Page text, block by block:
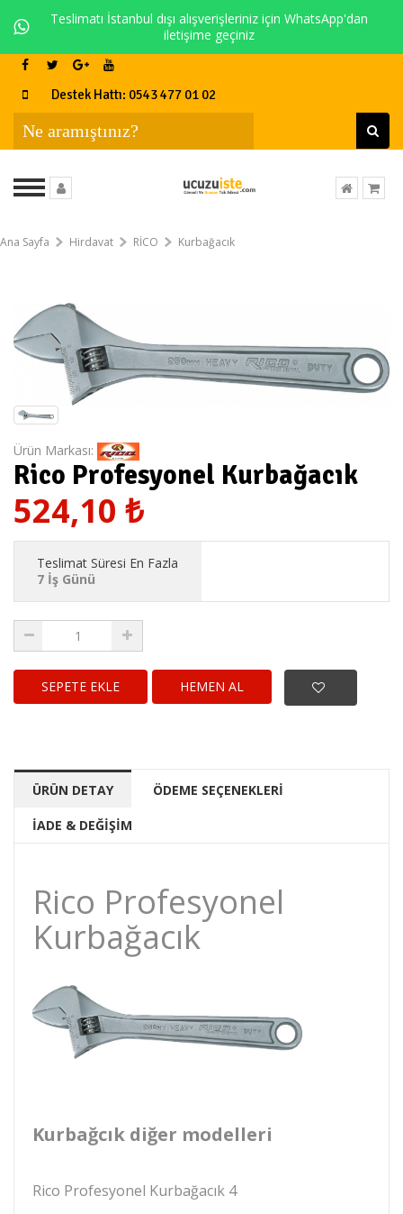
Teslimatı İstanbul dışı alışverişleriniz için WhatsApp'dan
iletişime geçiniz
Destek Hattı: 0543 477 01 02
Ana Sayfa Hirdavat RİCO Kurbağacık
Ürün Markası:
Rico Profesyonel Kurbağacık
524,10 ₺
Teslimat Süresi En Fazla
7 İş Günü
HEMEN AL
ÜRÜN DETAY ÖDEME SEÇENEKLERİ
İADE & DEĞİŞİM
Rico Profesyonel
Kurbağacık
Kurbağcık diğer modelleri
Rico Profesyonel Kurbağacık 4